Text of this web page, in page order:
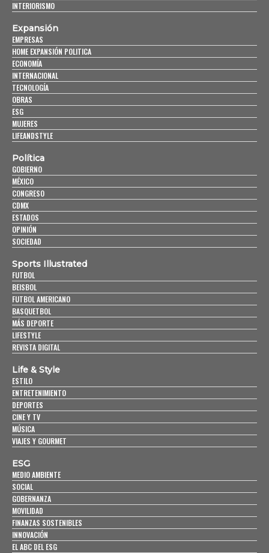
INTERIORISMO
Expansión
EMPRESAS
HOME EXPANSIÓN POLITICA
ECONOMÍA
INTERNACIONAL
TECNOLOGÍA
OBRAS
ESG
MUJERES
LIFEANDSTYLE
Política
GOBIERNO
MÉXICO
CONGRESO
CDMX
ESTADOS
OPINIÓN
SOCIEDAD
Sports Illustrated
FUTBOL
BEISBOL
FUTBOL AMERICANO
BASQUETBOL
MÁS DEPORTE
LIFESTYLE
REVISTA DIGITAL
Life & Style
ESTILO
ENTRETENIMIENTO
DEPORTES
CINE Y TV
MÚSICA
VIAJES Y GOURMET
ESG
MEDIO AMBIENTE
SOCIAL
GOBERNANZA
MOVILIDAD
FINANZAS SOSTENIBLES
INNOVACIÓN
EL ABC DEL ESG